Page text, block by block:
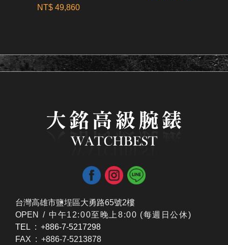
NT$ 49,860
台灣高雄市鹽埕區大勇路65號2樓
OPEN / ​中午12:00至晚上8:00 (每週日公休)
TEL : +886-7-5217298
FAX : +886-7-5213878